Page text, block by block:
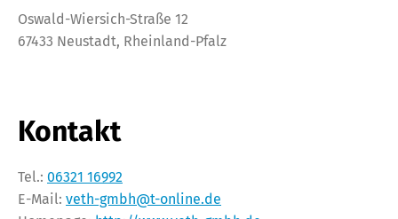
Oswald-Wiersich-Straße 12
67433 Neustadt, Rheinland-Pfalz
Kontakt
Tel.: 06321 16992
E-Mail: veth-gmbh@t-online.de